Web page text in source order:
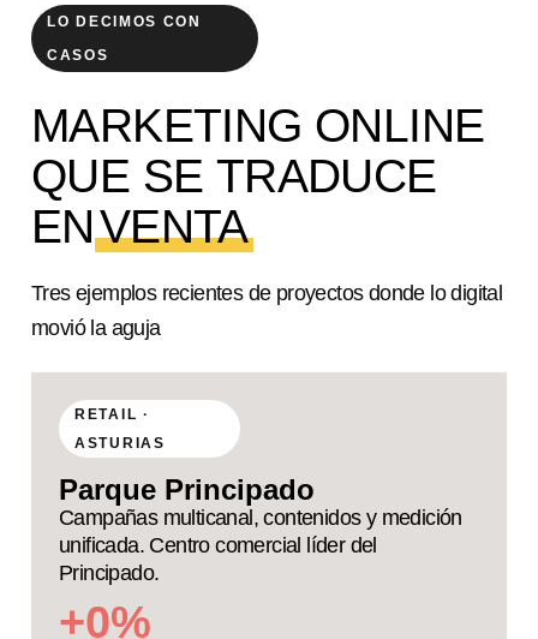
LO DECIMOS CON
CASOS
MARKETING ONLINE
QUE SE TRADUCE
ENVENTA
Tres ejemplos recientes de proyectos donde lo digital
movió la aguja
RETAIL ·
ASTURIAS
Parque Principado
Campañas multicanal, contenidos y medición
unificada. Centro comercial líder del
Principado.
+0%